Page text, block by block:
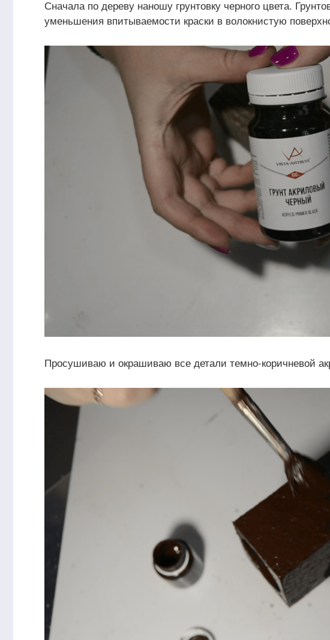
Сначала по дереву наношу грунтовку черного цвета.
уменьшения впитываемости краски в волокнистую
Просушиваю и окрашиваю все детали темно-коричневой